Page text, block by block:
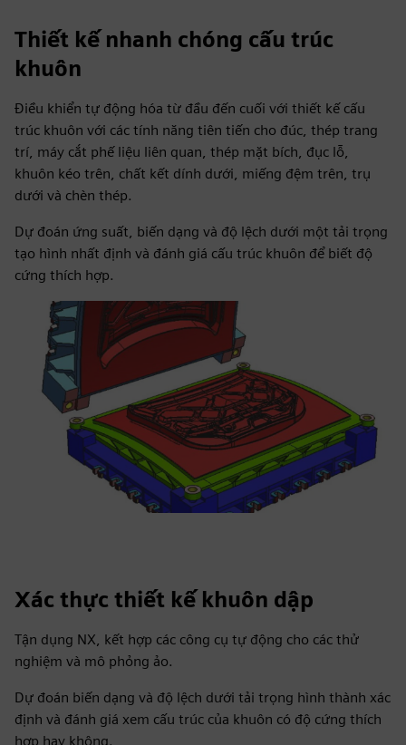
Thiết kế nhanh chóng cấu trúc
khuôn
Điều khiển tự động hóa từ đầu đến cuối với thiết kế cấu
trúc khuôn với các tính năng tiên tiến cho đúc, thép trang
trí, máy cắt phế liệu liên quan, thép mặt bích, đục lỗ,
khuôn kéo trên, chất kết dính dưới, miếng đệm trên, trụ
dưới và chèn thép.
Dự đoán ứng suất, biến dạng và độ lệch dưới một tải trọng
tạo hình nhất định và đánh giá cấu trúc khuôn để biết độ
cứng thích hợp.
Xác thực thiết kế khuôn dập
Tận dụng NX, kết hợp các công cụ tự động cho các thử
nghiệm và mô phỏng ảo.
Dự đoán biến dạng và độ lệch dưới tải trọng hình thành xác
định và đánh giá xem cấu trúc của khuôn có độ cứng thích
hợp hay không.